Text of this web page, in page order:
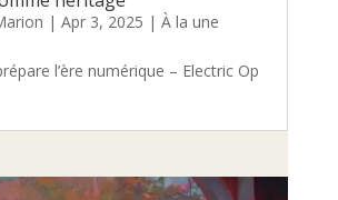
| Apr 3, 2025 | À la une
l’ère numérique – Electric Op